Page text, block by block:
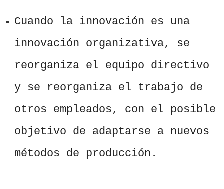
Cuando la innovación es una
innovación organizativa, se
reorganiza el equipo directivo
y se reorganiza el trabajo de
otros empleados, con el posible
objetivo de adaptarse a nuevos
métodos de producción.